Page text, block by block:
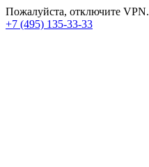
Пожалуйста, отключите VPN.
+7 (495) 135-33-33